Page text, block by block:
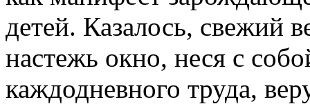
детей. Казалось, свежий
настежь окно, неся с
каждодневного труда,